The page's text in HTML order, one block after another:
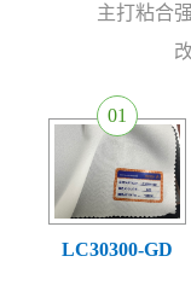
主打粘合
01
LC30300-GD